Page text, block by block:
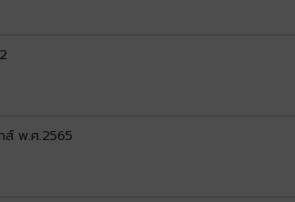
ส์ พ.ศ.2565